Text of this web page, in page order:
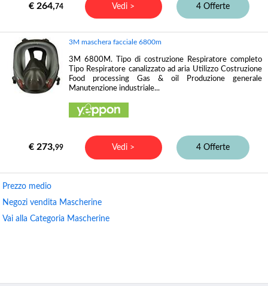
€ 264,74 Vedi > 4 Offerte
3M maschera facciale 6800m
3M 6800M. Tipo di costruzione Respiratore completo
Tipo Respiratore canalizzato ad aria Utilizzo Costruzione
Food processing Gas & oil Produzione generale
Manutenzione industriale...
€ 273,99 Vedi > 4 Offerte
Prezzo medio
Negozi vendita Mascherine
Vai alla Categoria Mascherine